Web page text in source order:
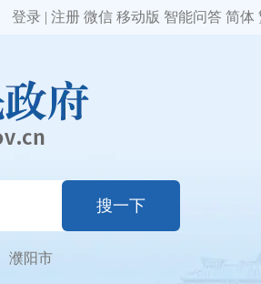
登录 | 注册 微信 移动版 智能问答 简体
濮阳市